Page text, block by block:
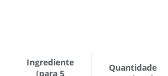
Ingrediente
(para 5
Quantidade